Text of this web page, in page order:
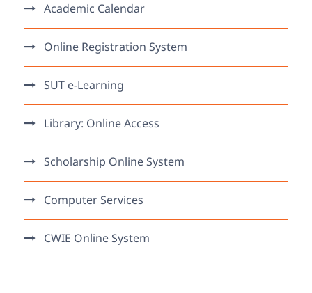
Academic Calendar
Online Registration System
SUT e-Learning
Library: Online Access
Scholarship Online System
Computer Services
CWIE Online System